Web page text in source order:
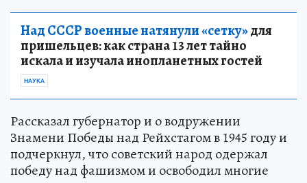
Над СССР военные натянули «сетку»для
пришельцев: как страна 13 лет тайно
искала и изучала инопланетных гостей
НАУКА
Рассказал губернатор и о водружении
Знамени Победы над Рейхстагом в 1945 году и
подчеркнул, что советский народ одержал
победу над фашизмом и освободил многие